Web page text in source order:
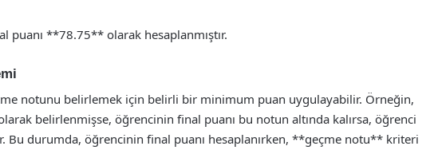
puanı **78.75** olarak hesaplanmıştır.
notunu belirlemek için belirli bir minimum puan uygulayabilir. Örneğin,
belirlenmişse, öğrencinin final puanı bu notun altında kalırsa, öğrenci
Bu durumda, öğrencinin final puanı hesaplanırken, **geçme notu** kriteri